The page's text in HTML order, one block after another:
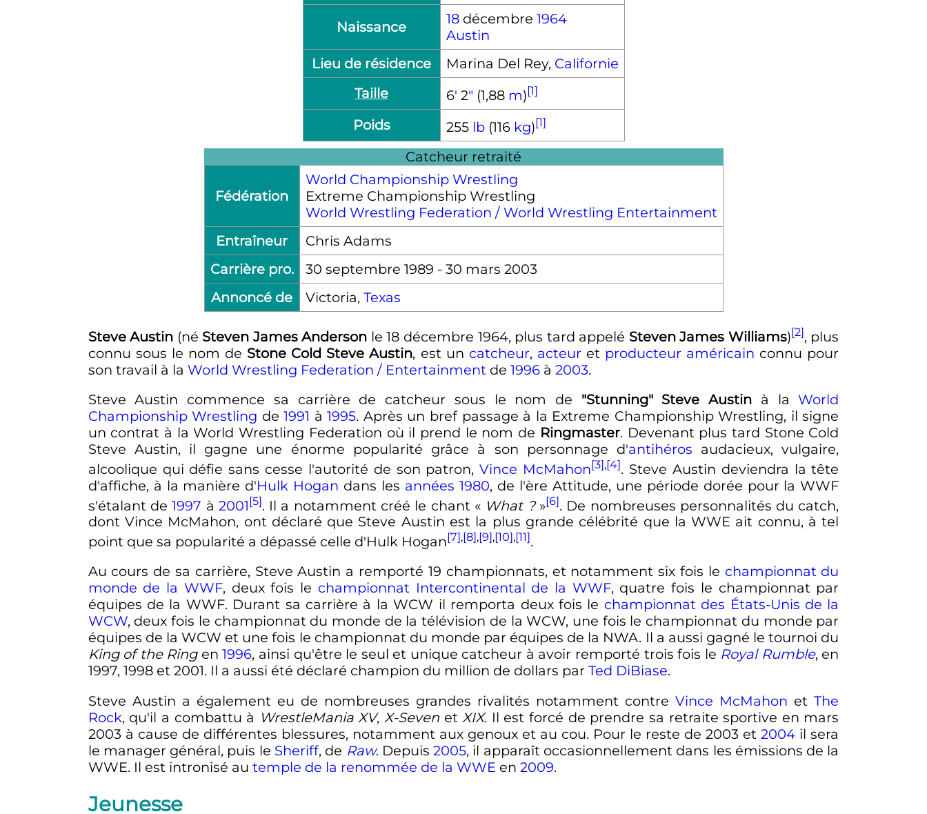
Naissance 18décembre 1964
Austin
Lieu de résidence
Marina Del Rey, Californie
Taille
6′ 2″ (1,88 m)[1]
Poids 255 lb(116 kg)[1]
Catcheur retraité
Fédération
World Championship Wrestling
Extreme Championship Wrestling
World Wrestling Federation / World Wrestling Entertainment
Entraîneur
Chris Adams
Carrière pro.
30 septembre 1989 - 30 mars 2003
Annoncé de
Victoria, Texas
Steve Austin (né Steven James Anderson le18 décembre 1964, plus tard appelé Steven James Williams)[2], plus
connu sous le nom de Stone Cold Steve Austin, est un catcheur, acteur et producteur américain connu pour
son travail à la World Wrestling Federation / Entertainment de 1996à 2003.
Steve Austin commence sa carrière de catcheur sous le nom de "Stunning" Steve Austin à laWorld
Championship Wrestling de1991 à1995. Après un bref passage à la Extreme Championship Wrestling, il signe
un contrat à la World Wrestling Federation où il prend le nom de Ringmaster. Devenant plus tard Stone Cold
Steve Austin, il gagne une énorme popularité grâce à son personnage d'antihéros audacieux, vulgaire,
alcoolique qui défie sans cesse l'autorité de son patron,Vince McMahon[3],[4]. Steve Austin deviendra la tête
d'affiche, à la manière d'Hulk Hogan dans les années 1980, de l'ère Attitude, une période dorée pour la WWF
s'étalant de1997 à 2001[5]. Il a notamment créé le chant « What ? »[6]. De nombreuses personnalités du catch,
dont Vince McMahon, ont déclaré que Steve Austin est la plus grande célébrité que la WWE ait connu, à tel
point que sa popularité a dépassé celle d'Hulk Hogan[7],[8],[9],[10],[11].
Au cours de sa carrière, Steve Austin a remporté 19 championnats, et notamment six fois le championnat du
monde de la WWF, deux fois le championnat Intercontinental de la WWF, quatre fois le championnat par
équipes de la WWF. Durant sa carrière à la WCW il remporta deux fois le championnat des États-Unis de la
WCW, deux fois le championnat du monde de la télévision de la WCW, une fois le championnat du monde par
équipes de la WCW et une fois le championnat du monde par équipes de la NWA. Il a aussi gagné le tournoi du
King of the Ringen1996, ainsi qu'être le seul et unique catcheur à avoir remporté trois fois le Royal Rumble, en
1997, 1998 et 2001. Il a aussi été déclaré champion du million de dollars par Ted DiBiase.
Steve Austin a également eu de nombreuses grandes rivalités notamment contreVince McMahon etThe
Rock, qu'il a combattu à WrestleMania XV, X-SevenetXIX. Il est forcé de prendre sa retraite sportive en mars
2003 à cause de différentes blessures, notamment aux genoux et au cou. Pour le reste de 2003 et2004 il sera
le manager général, puis le Sheriff, de Raw. Depuis2005, il apparaît occasionnellement dans les émissions de la
WWE. Il est intronisé au temple de la renommée de la WWE en 2009.
Jeunesse